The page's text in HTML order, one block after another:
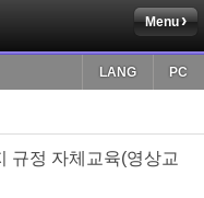
Menu
PC
LANG
규정 자체교육(영상교
북5